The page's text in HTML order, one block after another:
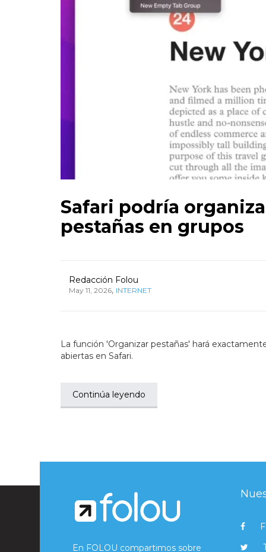
Safari podría
pestañas en grupos
Redacción Folou
May 11, 2026, INTERNET
La función 'Organizar pestañas' hará
abiertas en Safari.
Continúa leyendo
En FOLOU compartimos sobre